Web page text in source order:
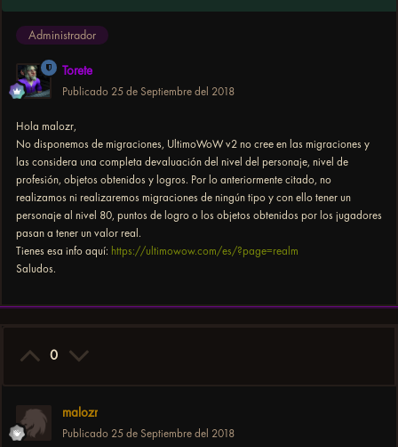
Administrador
Torete
Publicado 25 de Septiembre del 2018
Hola malozr,
No disponemos de migraciones, UltimoWoW v2 no cree en las migraciones y
las considera una completa devaluación del nivel del personaje, nivel de
profesión, objetos obtenidos y logros. Por lo anteriormente citado, no
realizamos ni realizaremos migraciones de ningún tipo y con ello tener un
personaje al nivel 80, puntos de logro o los objetos obtenidos por los jugadores
pasan a tener un valor real.
Tienes esa info aquí: https://ultimowow.com/es/?page=realm
Saludos.
0
malozr
Publicado 25 de Septiembre del 2018